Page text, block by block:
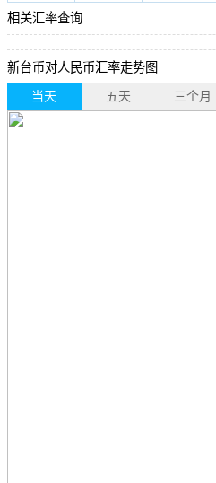
相关汇率查询
新台币对人民币汇率走势图
当天 五天 三个月